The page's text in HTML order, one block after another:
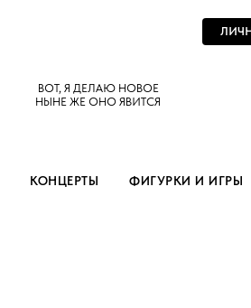
ВОТ, Я ДЕЛАЮ НОВОЕ
НЫНЕ ЖЕ ОНО ЯВИТСЯ
КОНЦЕРТЫ ФИГУРКИ И ИГРЫ